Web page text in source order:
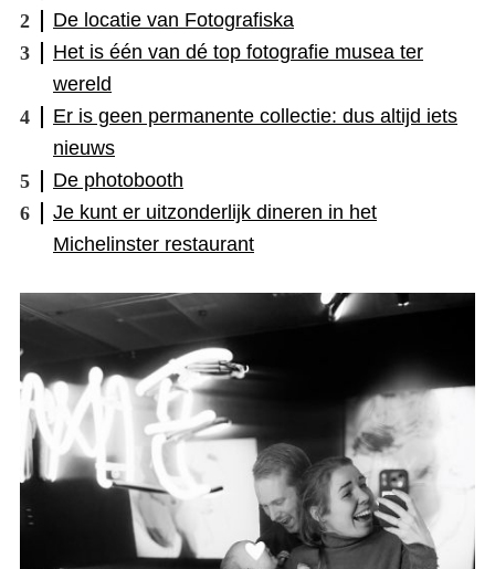
De locatie van Fotografiska
Het is één van dé top fotografie musea ter
wereld
Er is geen permanente collectie: dus altijd iets
nieuws
De photobooth
Je kunt er uitzonderlijk dineren in het
Michelinster restaurant